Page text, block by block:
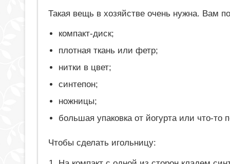
Такая вещь в хозяйстве очень нужна. Вам
компакт-диск;
плотная ткань или фетр;
нитки в цвет;
синтепон;
ножницы;
большая упаковка от йогурта или что-то
Чтобы сделать игольницу: